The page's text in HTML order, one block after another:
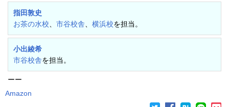
指田敦史
お茶の水校
市谷校舎 横浜校を担当。
小出綾希
市谷校舎を担当。
ーー
Amazon